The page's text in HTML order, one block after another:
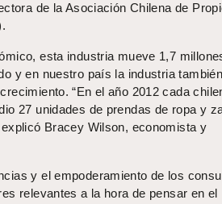
de la Asociación Chilena de
esta industria mueve 1,7
y en nuestro país la industria
“En el año 2012 cada
27 unidades de prendas de ropa y
Bracey Wilson, economista y
y el empoderamiento de los
relevantes a la hora de pensar en el